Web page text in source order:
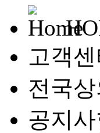
고객센
전국
공지